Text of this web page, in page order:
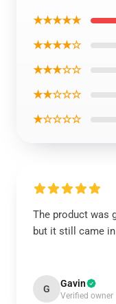
★★★★★
★★★★☆
★★★☆☆
★★☆☆☆
★☆☆☆☆
The product was
but it still came
G Gavin
Verified owner